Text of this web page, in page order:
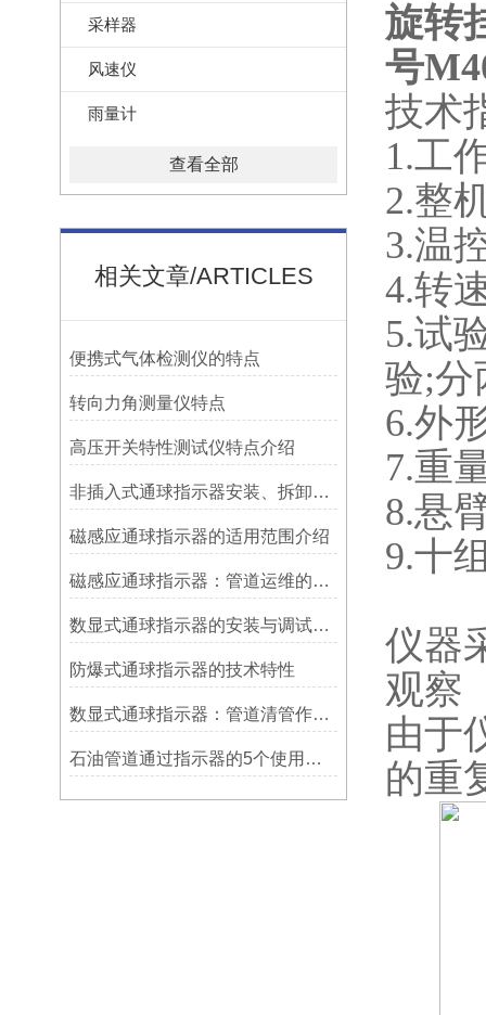
采样器
风速仪
雨量计
查看全部
相关文章/ARTICLES
便携式气体检测仪的特点
转向力角测量仪特点
高压开关特性测试仪特点介绍
非插入式通球指示器安装、拆卸灵活方便
磁感应通球指示器的适用范围介绍
磁感应通球指示器：管道运维的隐形守护者
数显式通球指示器的安装与调试技巧
防爆式通球指示器的技术特性
数显式通球指示器：管道清管作业的智能监测关键设备
石油管道通过指示器的5个使用说明
旋转
号
技术
1.工
2.整
3.温
4.转
5.试
验;分
6.外
7.重
8.悬
9.十
仪器
观察
由于
的重